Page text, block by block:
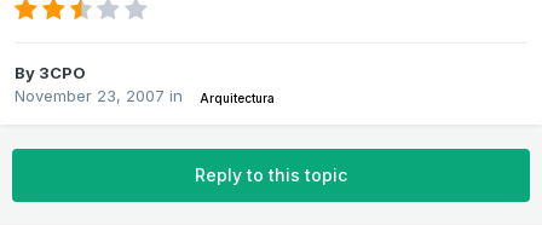
By 3CPO
November 23, 2007 in Arquitectura
Reply to this topic